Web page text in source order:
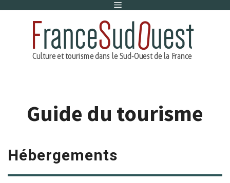
Menu
Guide du tourisme
Hébergements